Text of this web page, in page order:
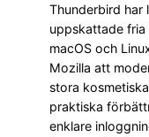
Thunderbird har
uppskattade
macOS och
Mozilla att
stora
praktiska
enklare